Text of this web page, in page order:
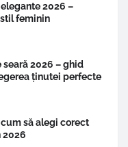
2026 –
feminin
seară 2026 – ghid
ținutei perfecte
cum să alegi corect
2026